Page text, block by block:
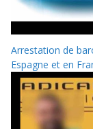
Arrestation de
Espagne et en